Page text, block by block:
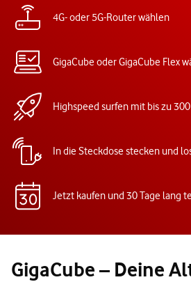
4G- oder 5G-Router wählen
GigaCube oder GigaCube Flex
Highspeed surfen mit bis zu
In die Steckdose stecken und
Jetzt kaufen und 30 Tage lang
GigaCube – Deine